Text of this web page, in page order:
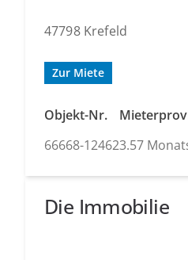
47798 Krefeld
Zur Miete
Objekt-Nr.
66668-124623.57
Die Immobilie